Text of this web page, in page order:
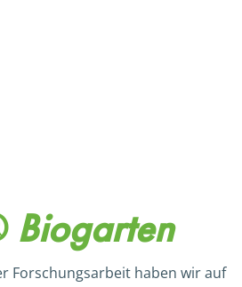
Biogarten
Forschungsarbeit haben wir auf